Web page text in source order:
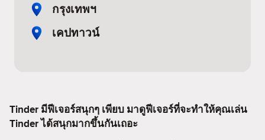
กรุงเทพฯ
เคปทาวน์
Tinder มีฟีเจอร์สนุกๆ เพียบ มาดูฟีเจอร์ที่จะทำให้คุณเล่น
Tinder ได้สนุกมากขึ้นกันเถอะ